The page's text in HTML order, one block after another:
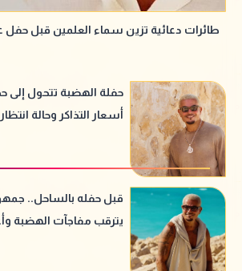
طائرات دعائية تزين سماء العلمين قبل حفل
حفلة الهضبة تتحول إلى
أسعار التذاكر وحالة
قبل حفله بالساحل..
يترقب مفاجآت الهضبة